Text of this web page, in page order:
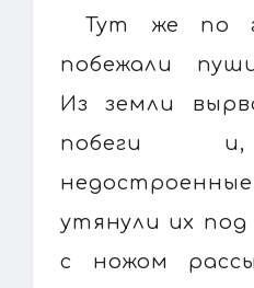
Тут же по
побежали
Из земли
побеги
утянули их
с ножом